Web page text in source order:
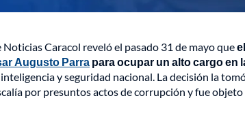
Caracol reveló el pasado 31 de mayo que
Augusto Parra para ocupar un alto cargo en
y seguridad nacional. La decisión la
por presuntos actos de corrupción y fue